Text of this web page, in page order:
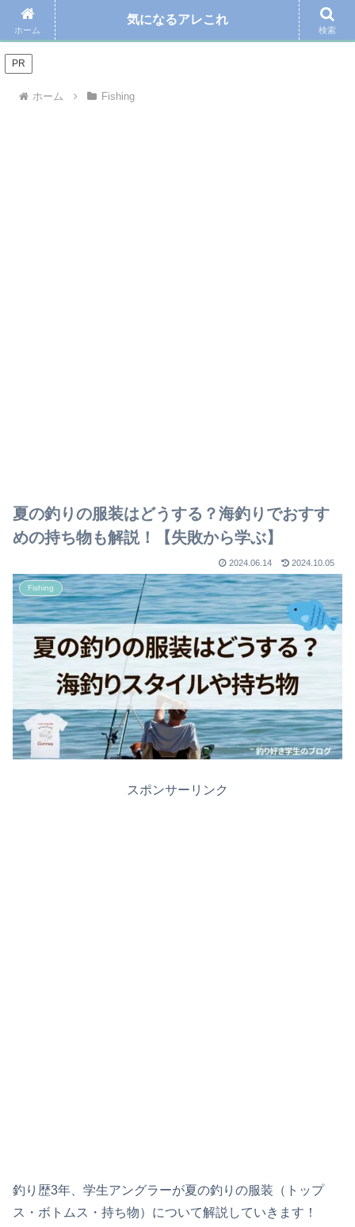
＼Amazonの毎日お得なタイムセール☆こちらから／
PR
ホーム Fishing
夏の釣りの服装はどうする？海釣りでおすす
めの持ち物も解説！【失敗から学ぶ】
2024.06.14 2024.10.05
Fishing
スポンサーリンク
釣り歴3年、学生アングラーが夏の釣りの服装（トップ
ス・ボトムス・持ち物）について解説していきます！
ホーム
気になるアレこれ
検索